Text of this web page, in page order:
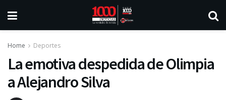
Home Deportes
La emotiva despedida de Olimpia
a Alejandro Silva